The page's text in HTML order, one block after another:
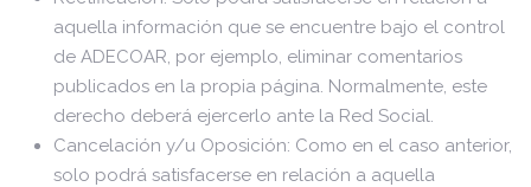
aquella información que se encuentre bajo el control
de ADECOAR, por ejemplo, eliminar comentarios
publicados en la propia página. Normalmente, este
derecho deberá ejercerlo ante la Red Social.
Cancelación y/u Oposición: Como en el caso anterior,
solo podrá satisfacerse en relación a aquella